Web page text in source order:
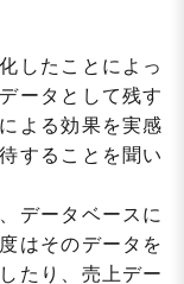
したことによっ
ータとして残す
よる効果を実感
することを聞い
データベースに
はそのデータを
たり、売上デー